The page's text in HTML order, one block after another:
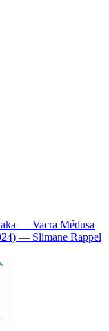
— Vacra Médusa
— Slimane Rappel